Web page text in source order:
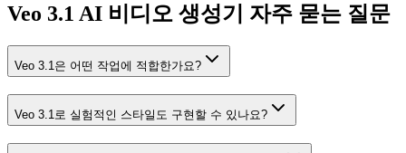
Veo 3.1 AI 비디오 생성기 자주 묻는 질문
Veo 3.1은 어떤 작업에 적합한가요?
Veo 3.1로 실험적인 스타일도 구현할 수 있나요?